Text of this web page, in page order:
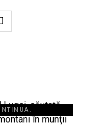
Lugoj, căutată
în munţii